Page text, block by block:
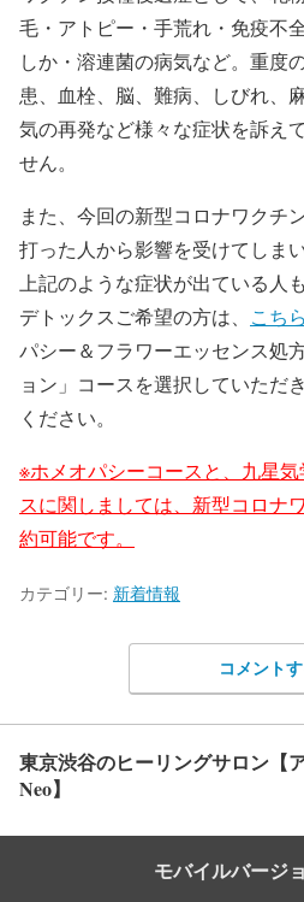
毛・アトピー・手荒れ・免疫不
しか・溶連菌の病気など。重度
患、血栓、脳、難病、しびれ、
気の再発など様々な症状を訴え
せん。
また、今回の新型コロナワクチ
打った人から影響を受けてしま
上記のような症状が出ている人
デトックスご希望の方は、 こち
パシー＆フラワーエッセンス処
ョン」コースを選択していただ
ください。
※ホメオパシーコースと、九星
スに関しましては、新型コロナ
約可能です。
カテゴリー: 新着情報
コメント
東京渋谷のヒーリングサロン【
Neo】
モバイルバージ